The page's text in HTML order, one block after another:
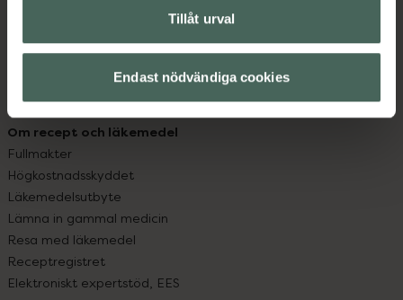
Tillåt urval
Endast nödvändiga cookies
Leverans, betalning och retur
Sajtens tillgänglighet
Köpvillkor
Om recept och läkemedel
Fullmakter
Högkostnadsskyddet
Läkemedelsutbyte
Lämna in gammal medicin
Resa med läkemedel
Receptregistret
Elektroniskt expertstöd, EES